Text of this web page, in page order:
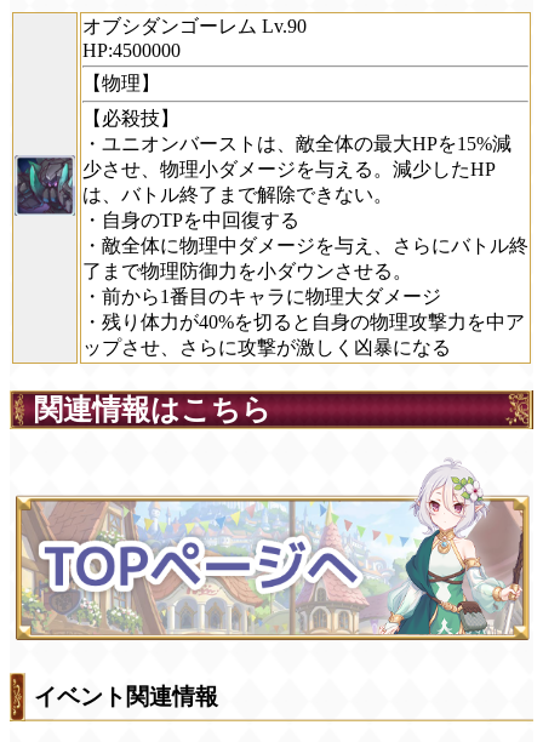
オブシダンゴーレム Lv.90
HP:4500000
【物理】
【必殺技】
・ユニオンバーストは、敵全体の最大HPを15%減
少させ、物理小ダメージを与える。減少したHP
は、バトル終了まで解除できない。
・自身のTPを中回復する
・敵全体に物理中ダメージを与え、さらにバトル終
了まで物理防御力を小ダウンさせる。
・前から1番目のキャラに物理大ダメージ
・残り体力が40%を切ると自身の物理攻撃力を中ア
ップさせ、さらに攻撃が激しく凶暴になる
関連情報はこちら
イベント関連情報